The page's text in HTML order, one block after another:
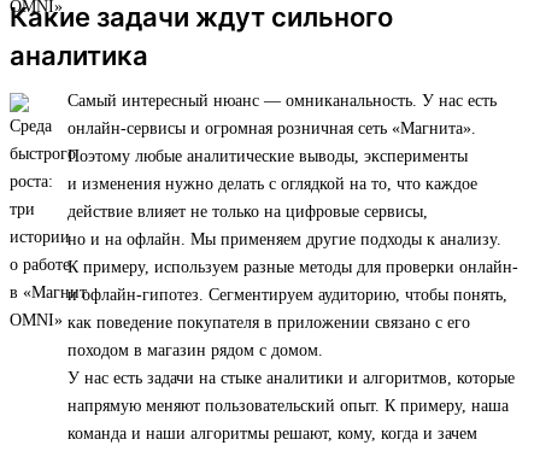
Какие задачи ждут сильного
аналитика
Самый интересный нюанс — омниканальность. У нас есть
онлайн-сервисы и огромная розничная сеть «Магнита».
Поэтому любые аналитические выводы, эксперименты
и изменения нужно делать с оглядкой на то, что каждое
действие влияет не только на цифровые сервисы,
но и на офлайн. Мы применяем другие подходы к анализу.
К примеру, используем разные методы для проверки онлайн-
и офлайн-гипотез. Сегментируем аудиторию, чтобы понять,
как поведение покупателя в приложении связано с его
походом в магазин рядом с домом.
У нас есть задачи на стыке аналитики и алгоритмов, которые
напрямую меняют пользовательский опыт. К примеру, наша
команда и наши алгоритмы решают, кому, когда и зачем